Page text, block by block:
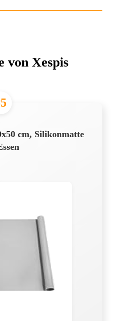
von Xespis
cm, Silikonmatte